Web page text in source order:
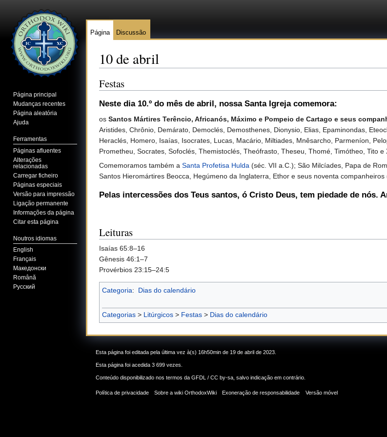
10 de abril
Festas
Neste dia 10.º do mês de abril, nossa Santa Igreja comemora:
os Santos Mártires Terêncio, Africanós, Máximo e Pompeio de Cartago e seus
Aristides, Chrônio, Demárato, Democlés, Demosthenes, Dionysio, Elias, Epaminondas,
Heraclés, Homero, Isaías, Isocrates, Lucas, Macário, Miltiades, Mnêsarcho, Parmeníon,
Prometheu, Socrates, Sofoclés, Themistoclés, Theófrasto, Theseu, Thomé, Timótheo, Tito e
Comemoramos também a Santa Profetisa Hulda (séc. VII a.C.); São Milcíades, Papa de
Santos Hieromártires Beocca, Hegúmeno da Inglaterra, Ethor e seus noventa
Pelas intercessões dos Teus santos, ó Cristo Deus, tem piedade de nós.
Leituras
Isaías 65:8–16
Gênesis 46:1–7
Provérbios 23:15–24:5
Categoria: Dias do calendário
Categorias > Litúrgicos > Festas > Dias do calendário
Página Discussão
Página principal
Mudanças recentes
Página aleatória
Ajuda
Ferramentas
Páginas afluentes
Alterações
relacionadas
Carregar ficheiro
Páginas especiais
Versão para impressão
Ligação permanente
Informações da página
Citar esta página
Noutros idiomas
English
Français
Македонски
Română
Русский
Esta página foi editada pela última vez à(s) 16h50min de 19 de abril de 2023.
Esta página foi acedida 3 699 vezes.
Conteúdo disponibilizado nos termos da GFDL / CC by-sa, salvo indicação em contrário.
Política de privacidade Sobre a wiki OrthodoxWiki Exoneração de responsabilidade Versão móvel